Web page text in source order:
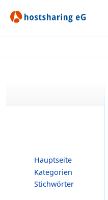
Hauptseite
Kategorien
Stichwörter